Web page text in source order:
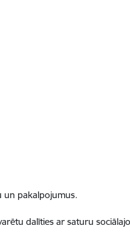
un pakalpojumus.
dalīties ar saturu